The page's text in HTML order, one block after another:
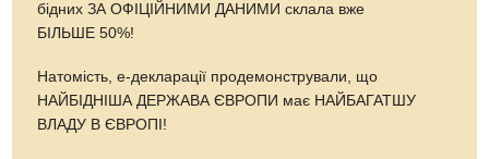
бідних ЗА ОФІЦІЙНИМИ ДАНИМИ склала вже
БІЛЬШЕ 50%!
Натомість, е-декларації продемонстрували, що
НАЙБІДНІША ДЕРЖАВА ЄВРОПИ має НАЙБАГАТШУ
ВЛАДУ В ЄВРОПІ!